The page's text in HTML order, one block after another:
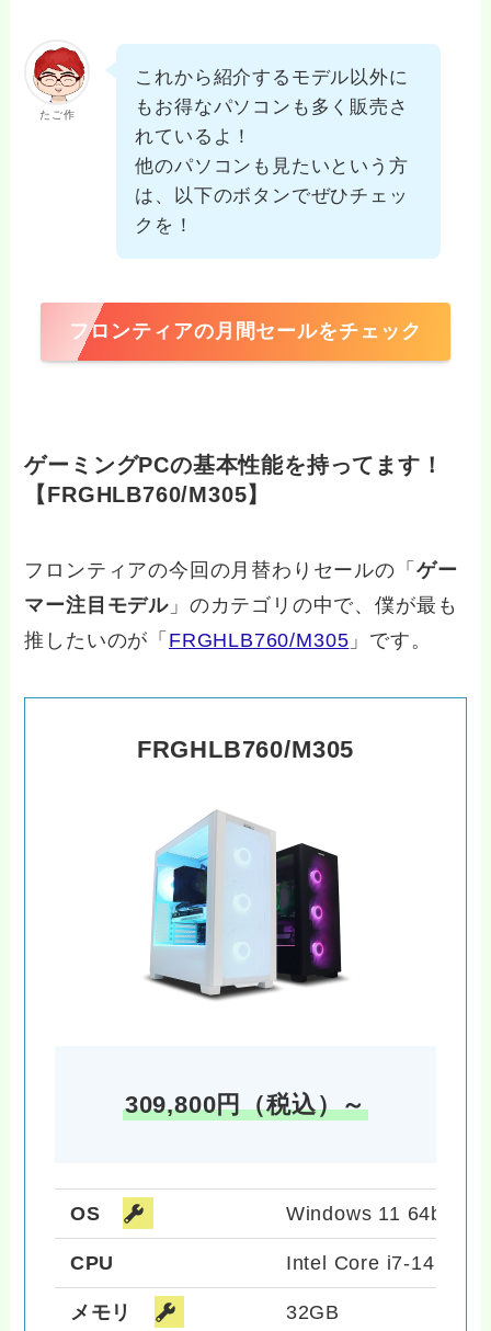
たご作
これから紹介するモデル以外に
もお得なパソコンも多く販売さ
れているよ！
他のパソコンも見たいという方
は、以下のボタンでぜひチェッ
クを！
フロンティアの月間セールをチェック
ゲーミングPCの基本性能を持ってます！
【FRGHLB760/M305】
フロンティアの今回の月替わりセールの「 ゲー
マー注目モデル 」のカテゴリの中で、僕が最も
推したいのが「 FRGHLB760/M305 」です。
FRGHLB760/M305
309,800円（税込）～
OS Windows 11 64bit
CPU Intel Core i7-14700F
メモリ 32GB